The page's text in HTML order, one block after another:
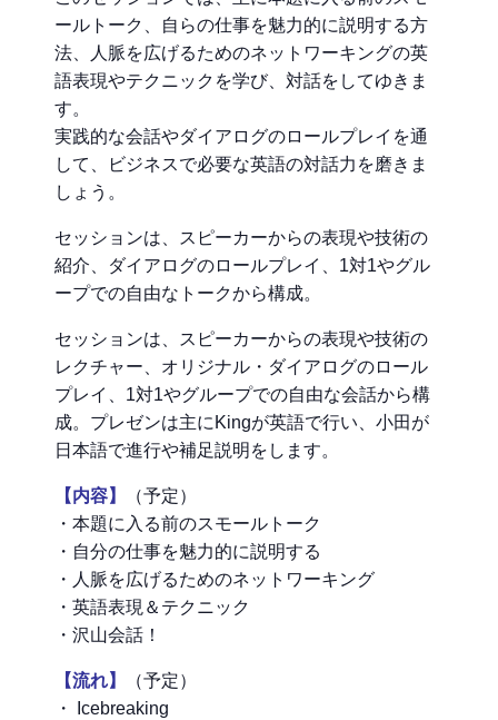
ールトーク、自らの仕事を魅力的に説明する方
法、人脈を広げるためのネットワーキングの英
語表現やテクニックを学び、対話をしてゆきま
す。
実践的な会話やダイアログのロールプレイを通
して、ビジネスで必要な英語の対話力を磨きま
しょう。
セッションは、スピーカーからの表現や技術の
紹介、ダイアログのロールプレイ、1対1やグル
ープでの自由なトークから構成。
セッションは、スピーカーからの表現や技術の
レクチャー、オリジナル・ダイアログのロール
プレイ、1対1やグループでの自由な会話から構
成。プレゼンは主にKingが英語で行い、小田が
日本語で進行や補足説明をします。
【内容】
（予定）
・本題に入る前のスモールトーク
・自分の仕事を魅力的に説明する
・人脈を広げるためのネットワーキング
・英語表現＆テクニック
・沢山会話！
【流れ】
（予定）
・ Icebreaking